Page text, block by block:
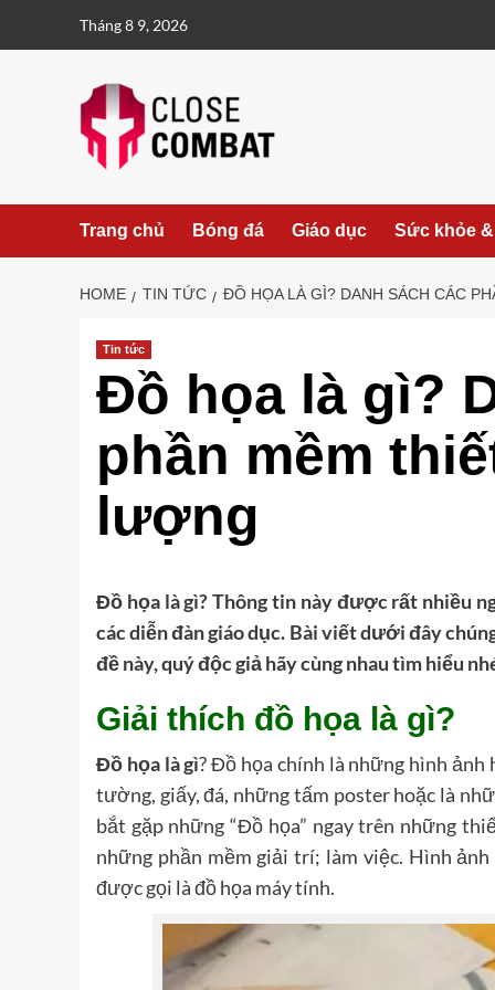
Tháng 8 9, 2026
Trang chủ Bóng đá Giáo dục Sức khỏe
HOME TIN TỨC ĐỒ HỌA LÀ GÌ? DANH SÁCH CÁC
Tin tức
Đồ họa là gì?
phần mềm
lượng
Đồ họa là gì? Thông tin này được rất nhiều
các diễn đàn giáo dục. Bài viết dưới đây
đề này, quý độc giả hãy cùng nhau tìm hiểu
Giải thích đồ họa là gì?
Đồ họa là gì? Đồ họa chính là những hình
tường, giấy, đá, những tấm poster hoặc là
bắt gặp những “Đồ họa” ngay trên những
những phần mềm giải trí; làm việc. Hình
được gọi là đồ họa máy tính.